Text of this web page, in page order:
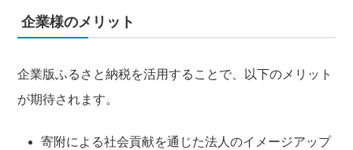
企業様のメリット
企業版ふるさと納税を活用することで、以下のメリット
が期待されます。
寄附による社会貢献を通じた法人のイメージアップ